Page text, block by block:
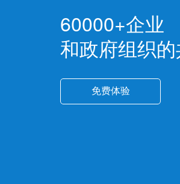
60000+企业
和政府组织
免费体验